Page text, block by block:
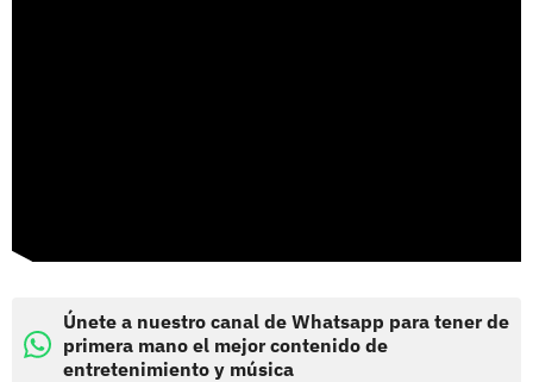
Únete a nuestro canal de Whatsapp para tener de
primera mano el mejor contenido de
entretenimiento y música